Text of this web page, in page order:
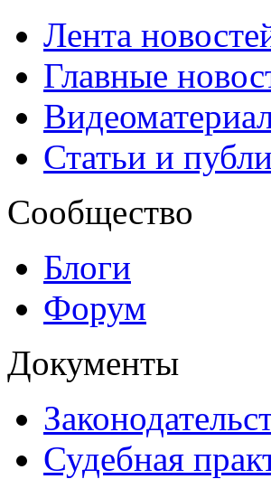
Лента
Главные
Статьи и
Сообщество
Блоги
Форум
Документы
Судебная